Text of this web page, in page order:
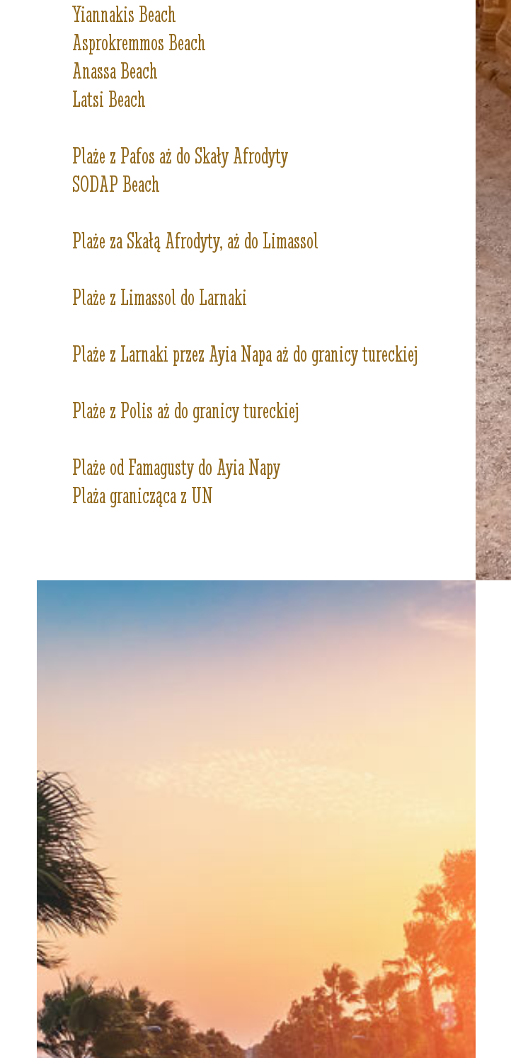
Yiannakis Beach
Asprokremmos Beach
Anassa Beach
Latsi Beach
Plaże z Pafos aż do Skały Afrodyty
SODAP Beach
Plaże za Skałą Afrodyty, aż do Limassol
Plaże z Limassol do Larnaki
Plaże z Larnaki przez Ayia Napa aż do granicy tureckiej
Plaże z Polis aż do granicy tureckiej
Plaże od Famagusty do Ayia Napy
Plaża granicząca z UN